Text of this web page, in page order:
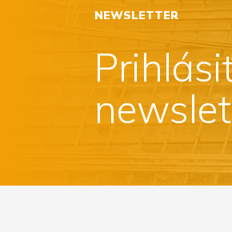
NEWSLETTER